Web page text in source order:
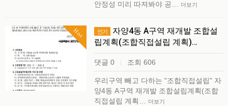
안정성 미리 따져봐야 공… 더보기
Hot 인기
자양4동 A구역 재개발 조합설
립계획(조합직접설립 계획)…
댓글 0 조회 606
우리구역 빼고 다하는 "조합직접설립" 자
양4동 A구역 재개발 조합설립계획(조합
직접설립 계획… 더보기